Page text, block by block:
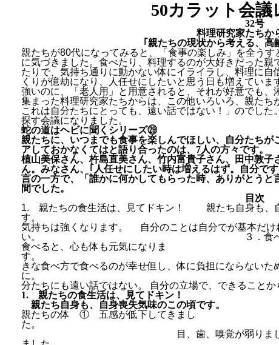
50カラット会
32号
料理研究家たちか
｢親たちの現状から考える、高
親たちが80代になってみると、「食事の楽しみ」を全う
に気づきました。食べたり、料理するのが大好きだった
たりで、気持ち通りに動かない体にイライラし、料理に
くりが億劫になり、人任せにしたいと思う日も増えてい
強いのに、「老人用」と用意されると、それが好意でも、
集まった料理研究家たちからは、この他いろいろ、親たち
これは自分たちにとっても、遠い話ではない！」のでし
探す会議になりました。
蛇の道はヘビに聞くシリーズ㉙
親たちに、いつまでも食事を楽しんでほしい、自分たち
アしておかなくてはと語り合ったのは、7人の方々です。
植山美保さん、杵島直美さん、竹内富貴子さん、田中敦
ん。みなさん、｢人任せにしたい時は増えるはず。自分で
言の一方で、「誰かに何かしてもらった時、ありがとう
間でした。
目次
1. 親たちの食生活は、見てドキン！ 親たち自身も、
す。 ２．食事づくり
気持ちは強くなります。 自分のことは自分でが基本だけ
い。 ３．食べることは、いつ
食べると、心も体も元気になりま
す。 ４．好き
きな食べ方で食べるのが幸せ但し、体に負担にならないた
に。 ５．親が直面し
分たちにも遠い話ではない。 自分の立場で、できることか
1. 親たちの食生活は、見てドキン！
親たち自身も、自身喪失気味のこの頃です。
親たちの体 ① 五感が低下してきまし
た
目、歯、嗅覚が弱りました。 耳も遠